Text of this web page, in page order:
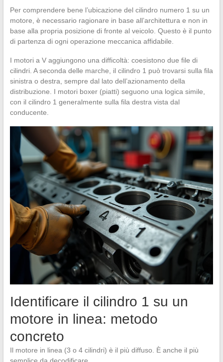
Per comprendere bene l’ubicazione del cilindro numero 1 su un
motore, è necessario ragionare in base all’architettura e non in
base alla propria posizione di fronte al veicolo. Questo è il punto
di partenza di ogni operazione meccanica affidabile.
I motori a V aggiungono una difficoltà: coesistono due file di
cilindri. A seconda delle marche, il cilindro 1 può trovarsi sulla fila
sinistra o destra, sempre dal lato dell’azionamento della
distribuzione. I motori boxer (piatti) seguono una logica simile,
con il cilindro 1 generalmente sulla fila destra vista dal
conducente.
Identificare il cilindro 1 su un
motore in linea: metodo
concreto
Il motore in linea (3 o 4 cilindri) è il più diffuso. È anche il più
semplice da decodificare.